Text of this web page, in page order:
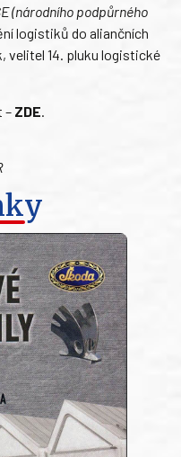
(národního podpůrného
logistiků do aliančních
velitel 14. pluku logistické
– ZDE